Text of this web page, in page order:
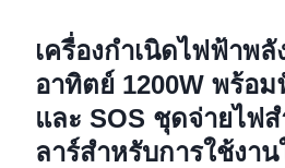
เครื่องกำเนิดไฟฟ้าพลั
อาทิตย์ 1200W พร้อ
และ SOS ชุดจ่ายไฟ
ลาร์สำหรับการใช้งา